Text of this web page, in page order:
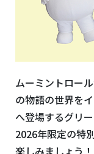
ムーミントロー
の物語の世界を
へ登場するグリ
2026年限定の特